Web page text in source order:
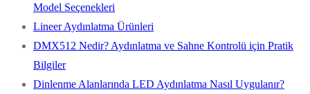
Model Seçenekleri
Lineer Aydınlatma Ürünleri
DMX512 Nedir? Aydınlatma ve Sahne Kontrolü için Pratik
Bilgiler
Dinlenme Alanlarında LED Aydınlatma Nasıl Uygulanır?